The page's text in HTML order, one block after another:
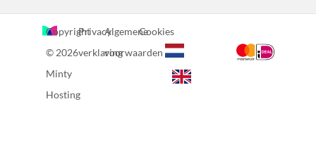
Copyright
© 2026
Minty
Hosting
Privacy
verklaring
Algemene
voorwaarden
Cookies